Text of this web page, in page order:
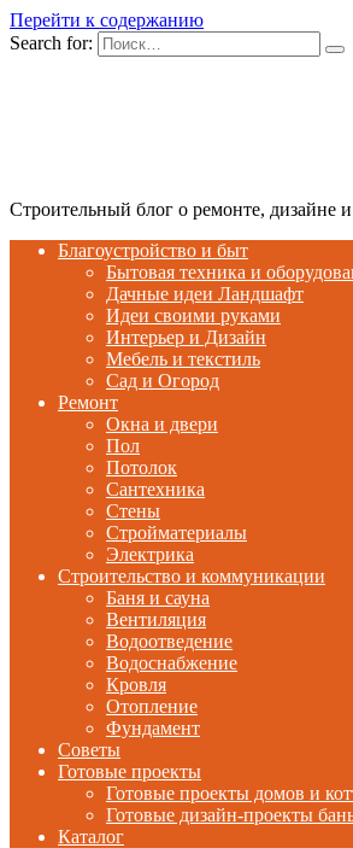
Перейти к содержанию
Search for:
Строительный блог о ремонте, дизайне и
Благоустройство и быт
Бытовая техника и
Дачные идеи Ландшафт
Идеи своими руками
Интерьер и Дизайн
Мебель и текстиль
Сад и Огород
Ремонт
Окна и двери
Пол
Потолок
Сантехника
Стены
Стройматериалы
Электрика
Строительство и коммуникации
Баня и сауна
Вентиляция
Водоотведение
Водоснабжение
Кровля
Отопление
Фундамент
Советы
Готовые проекты
Готовые проекты домов и
Готовые дизайн-проекты
Каталог